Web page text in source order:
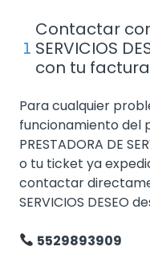
Contactar con
SERVICIOS
con tu factura
Para cualquier
funcionamiento del
PRESTADORA DE
o tu ticket ya
contactar
SERVICIOS DESEO
5529893909